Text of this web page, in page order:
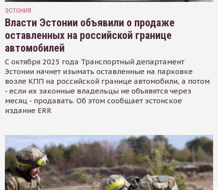
ЭСТОНИЯ
Власти Эстонии объявили о продаже
оставленных на российской границе
автомобилей
С октября 2025 года Транспортный департамент
Эстонии начнет изымать оставленные на парковке
возле КПП на российской границе автомобили, а потом
- если их законные владельцы не объявятся через
месяц - продавать. Об этом сообщает эстонское
издание ERR